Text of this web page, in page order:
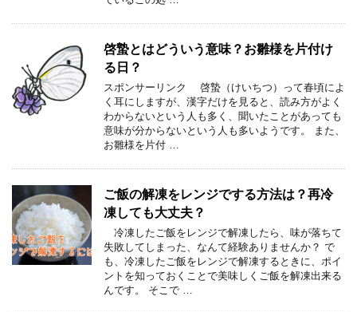
啓蟄とはどういう意味？お雛様を片付け
る日？
スポンサーリンク 啓蟄（けいちつ）って春頃によ
く耳にしますが、漢字だけを見ると、読み方がよく
わからないという人も多く、聞いたことがあっても
意味が分からないという人も多いようです。 また、
お雛様を片付 …
ご飯の解凍をレンジでする方法は？再冷
凍しても大丈夫？
冷凍したご飯をレンジで解凍したら、味が落ちて
失敗してしまった、なんて経験ありませんか？ で
も、冷凍したご飯をレンジで解凍するときに、ポイ
ントを知っておくことで美味しくご飯を解凍出来る
んです。 そこで …